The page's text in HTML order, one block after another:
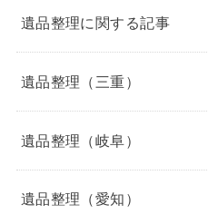
遺品整理に関する記事
遺品整理（三重）
遺品整理（岐阜）
遺品整理（愛知）